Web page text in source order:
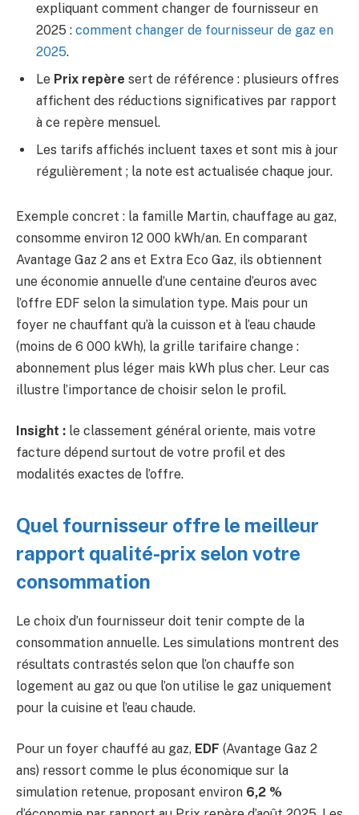
expliquant comment changer de fournisseur en
2025 : comment changer de fournisseur de gaz en
2025.
Le Prix repère sert de référence : plusieurs offres
affichent des réductions significatives par rapport
à ce repère mensuel.
Les tarifs affichés incluent taxes et sont mis à jour
régulièrement ; la note est actualisée chaque jour.
Exemple concret : la famille Martin, chauffage au gaz,
consomme environ 12 000 kWh/an. En comparant
Avantage Gaz 2 ans et Extra Eco Gaz, ils obtiennent
une économie annuelle d’une centaine d’euros avec
l’offre EDF selon la simulation type. Mais pour un
foyer ne chauffant qu’à la cuisson et à l’eau chaude
(moins de 6 000 kWh), la grille tarifaire change :
abonnement plus léger mais kWh plus cher. Leur cas
illustre l’importance de choisir selon le profil.
Insight : le classement général oriente, mais votre
facture dépend surtout de votre profil et des
modalités exactes de l’offre.
Quel fournisseur offre le meilleur
rapport qualité-prix selon votre
consommation
Le choix d’un fournisseur doit tenir compte de la
consommation annuelle. Les simulations montrent des
résultats contrastés selon que l’on chauffe son
logement au gaz ou que l’on utilise le gaz uniquement
pour la cuisine et l’eau chaude.
Pour un foyer chauffé au gaz, EDF (Avantage Gaz 2
ans) ressort comme le plus économique sur la
simulation retenue, proposant environ 6,2 %